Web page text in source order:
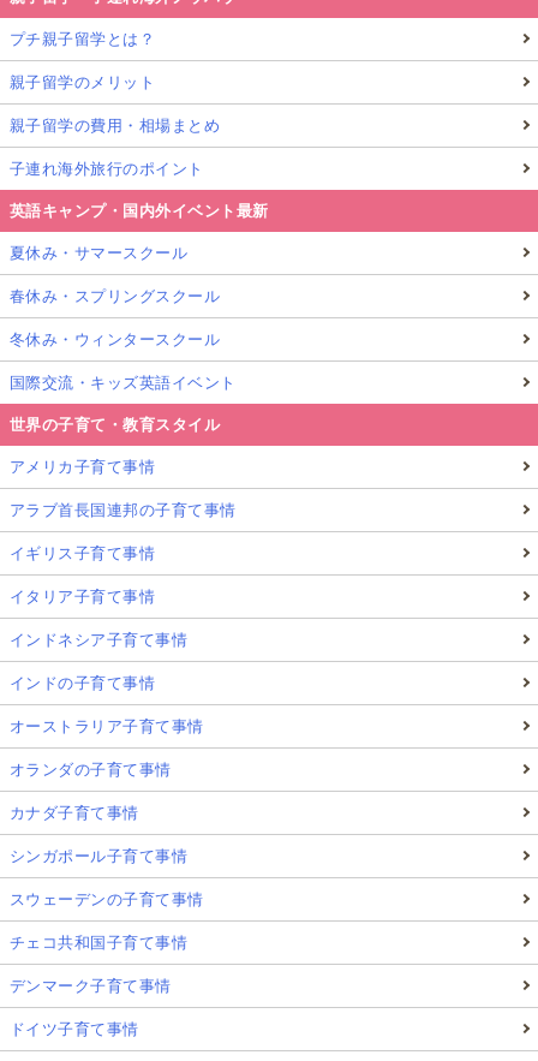
プチ親子留学とは？
親子留学のメリット
親子留学の費用・相場まとめ
子連れ海外旅行のポイント
英語キャンプ・国内外イベント最新
夏休み・サマースクール
春休み・スプリングスクール
冬休み・ウィンタースクール
国際交流・キッズ英語イベント
世界の子育て・教育スタイル
アメリカ子育て事情
アラブ首長国連邦の子育て事情
イギリス子育て事情
イタリア子育て事情
インドネシア子育て事情
インドの子育て事情
オーストラリア子育て事情
オランダの子育て事情
カナダ子育て事情
シンガポール子育て事情
スウェーデンの子育て事情
チェコ共和国子育て事情
デンマーク子育て事情
ドイツ子育て事情